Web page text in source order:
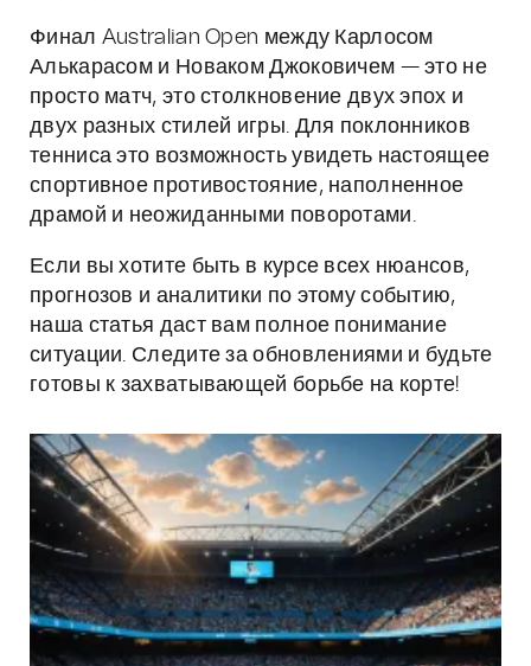
Финал Australian Open между Карлосом
Алькарасом и Новаком Джоковичем — это не
просто матч, это столкновение двух эпох и
двух разных стилей игры. Для поклонников
тенниса это возможность увидеть настоящее
спортивное противостояние, наполненное
драмой и неожиданными поворотами.
Если вы хотите быть в курсе всех нюансов,
прогнозов и аналитики по этому событию,
наша статья даст вам полное понимание
ситуации. Следите за обновлениями и будьте
готовы к захватывающей борьбе на корте!